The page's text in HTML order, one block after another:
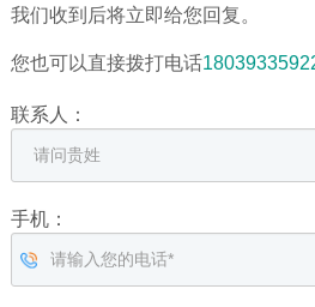
我们收到后将立即给您回复。
您也可以直接拨打电话
联系人：
手机：